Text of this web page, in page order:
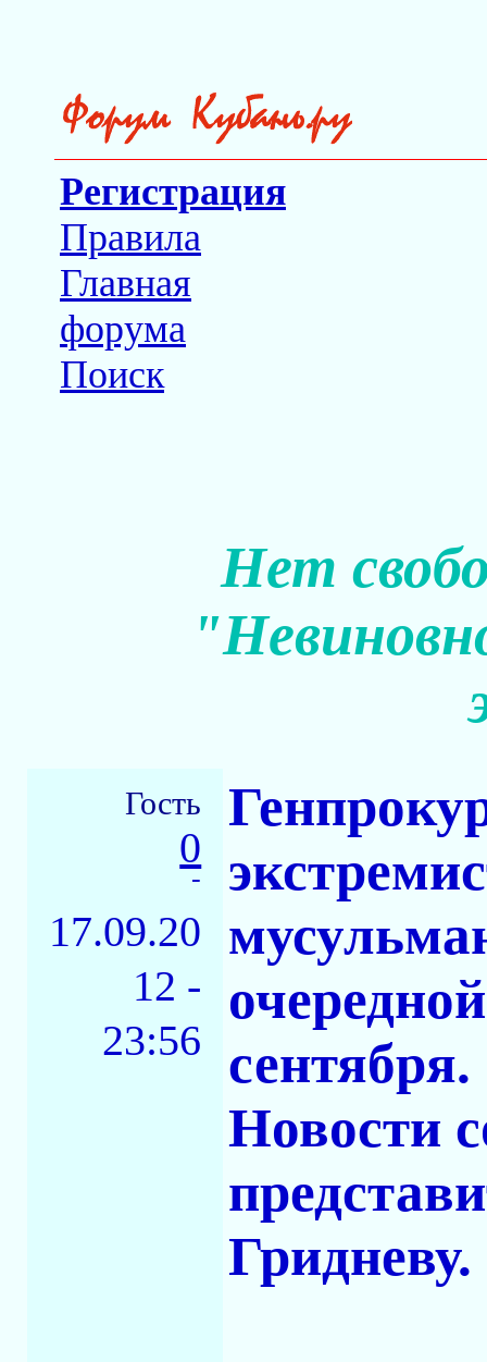
Регистрация
Правила
Главная
форума
Поиск
Нет
Гость
0
-
17.09.20
12 -
23:56
Новости
Гридневу.